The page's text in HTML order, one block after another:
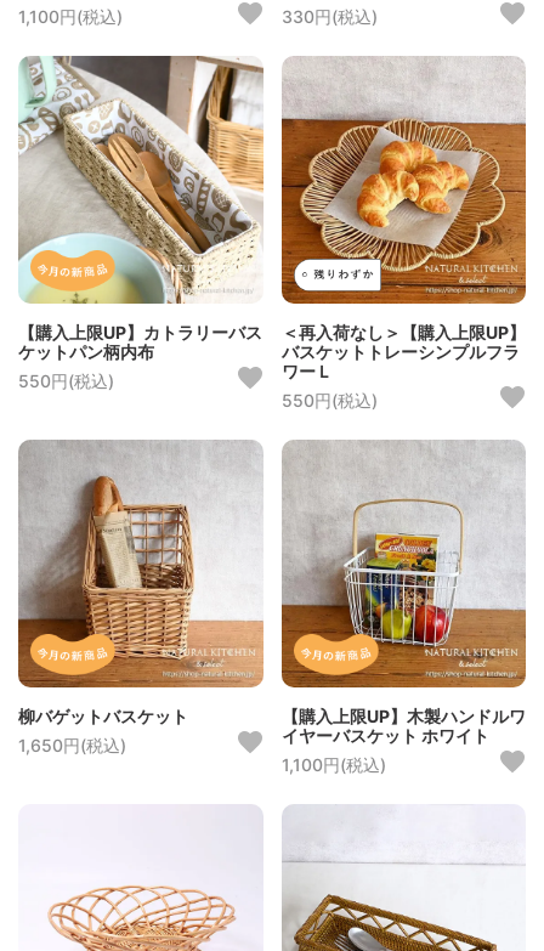
1,100円(税込)
330円(税込)
【購入上限UP】カトラリーバス
ケットパン柄内布
550円(税込)
＜再入荷なし＞【購入上限UP】
バスケットトレーシンプルフラ
ワーＬ
550円(税込)
柳バゲットバスケット
1,650円(税込)
【購入上限UP】木製ハンドルワ
イヤーバスケット ホワイト
1,100円(税込)